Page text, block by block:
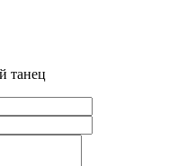
танец